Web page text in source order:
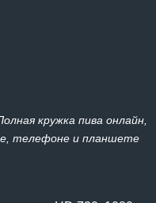
кружка пива онлайн,
телефоне и планшете